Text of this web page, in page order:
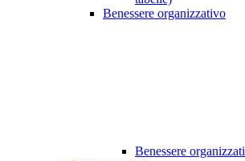
Benessere organizzativo
Benessere